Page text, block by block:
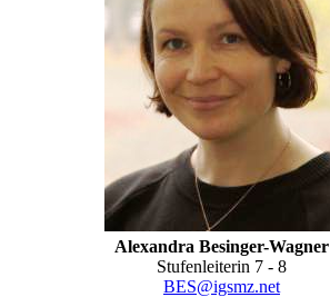
Alexandra Besinger-Wagner
Stufenleiterin 7 - 8
BES@igsmz.net